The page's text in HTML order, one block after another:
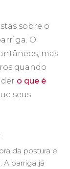
sobre o
O
mas
quando
o que é
seus
da postura e
A barriga já